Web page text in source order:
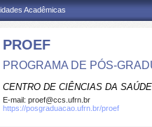
Acadêmicas
PROEF
PROGRAMA DE PÓS-
CENTRO DE CIÊNCIAS DA SAÚDE
E-mail: proef@ccs.ufrn.br
https://posgraduacao.ufrn.br/proef